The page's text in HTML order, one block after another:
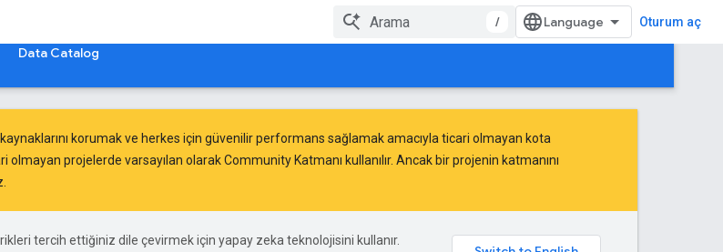
/ Oturum aç
Data Catalog
kaynaklarını korumak ve herkes için güvenilir performans sağlamak amacıyla ticari olmayan kota
olmayan projelerde varsayılan olarak Community Katmanı kullanılır. Ancak bir projenin katmanını
tercih ettiğiniz dile çevirmek için yapay zeka teknolojisini kullanır.